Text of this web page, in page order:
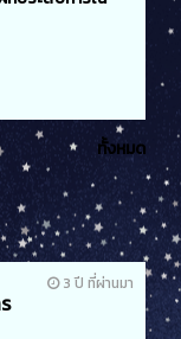
ทั้งหมด
3 ปี ที่ผ่านมา